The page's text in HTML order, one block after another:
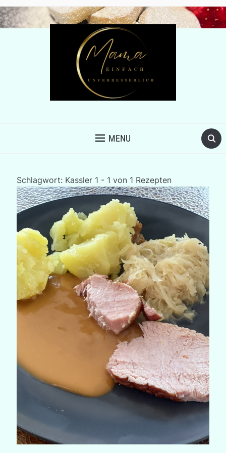
MENU
Schlagwort: Kassler 1 - 1 von 1 Rezepten